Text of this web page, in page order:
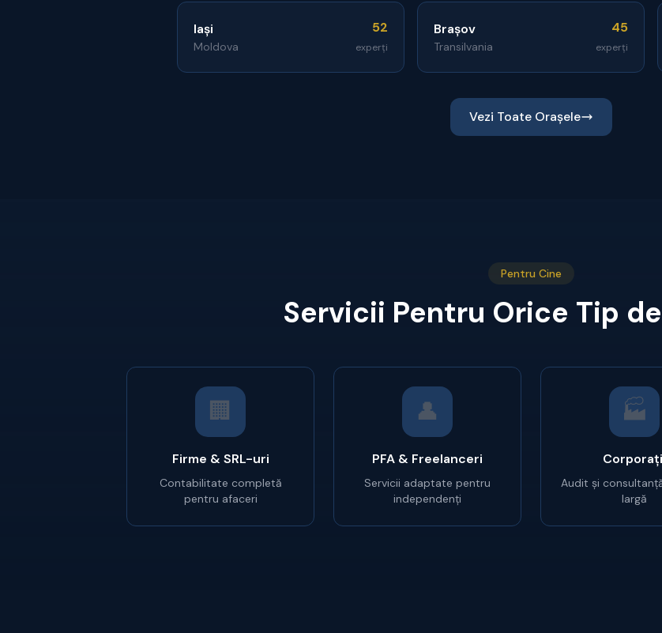
Iași
Moldova
52
experți
Brașov
Transilvania
45
experți
Vezi Toate Orașele
Pentru Cine
Servicii Pentru Orice Tip
🏢
Firme & SRL-uri
Contabilitate completă
pentru afaceri
👤
PFA & Freelanceri
Servicii adaptate pentru
independenți
🏭
Audit și
largă